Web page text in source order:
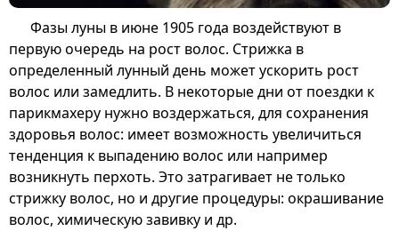
Фазы луны в июне 1905 года воздействуют в
первую очередь на рост волос. Стрижка в
определенный лунный день может ускорить рост
волос или замедлить. В некоторые дни от поездки к
парикмахеру нужно воздержаться, для сохранения
здоровья волос: имеет возможность увеличиться
тенденция к выпадению волос или например
возникнуть перхоть. Это затрагивает не только
стрижку волос, но и другие процедуры: окрашивание
волос, химическую завивку и др.